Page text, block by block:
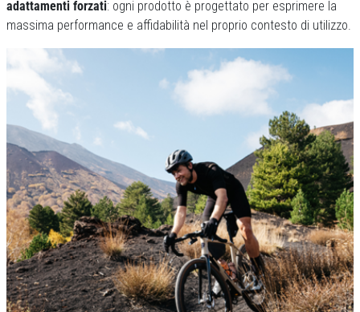
adattamenti forzati: ogni prodotto è progettato per esprimere la
massima performance e affidabilità nel proprio contesto di utilizzo.